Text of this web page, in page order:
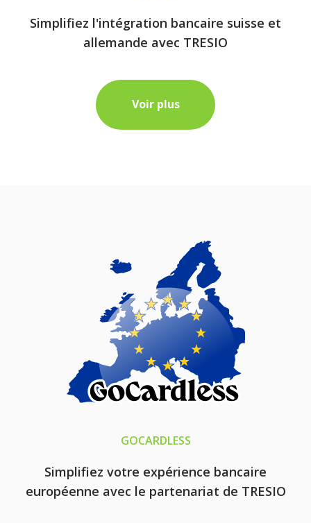
Simplifiez l'intégration bancaire suisse et
allemande avec TRESIO
Voir plus
GOCARDLESS
Simplifiez votre expérience bancaire
européenne avec le partenariat de TRESIO